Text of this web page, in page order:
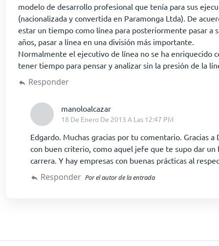
modelo de desarrollo profesional que tenía para sus
(nacionalizada y convertida en Paramonga Ltda). De
estar un tiempo como línea para posteriormente pasar a
años, pasar a línea en una división más importante.
Normalmente el ejecutivo de línea no se ha enriquecido
tener tiempo para pensar y analizar sin la presión de la
Responder
manoloalcazardice:
18 De Enero De 2013 A Las 12:47 PM
Edgardo. Muchas gracias por tu comentario. Gracias
con buen criterio, como aquel jefe que te supo dar un
carrera. Y hay empresas con buenas prácticas al
Responder Por el autor de la entrada